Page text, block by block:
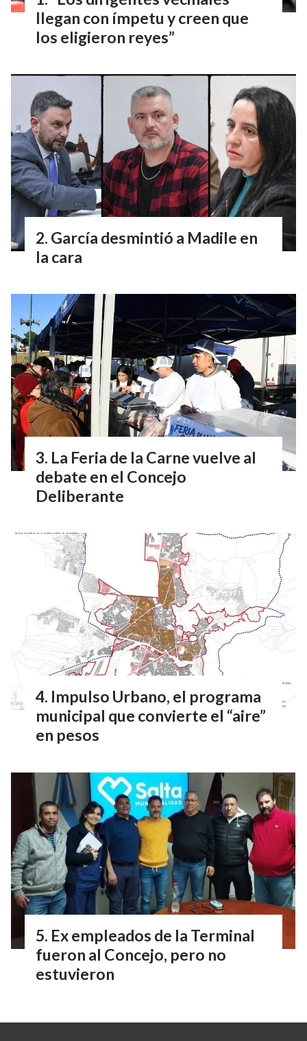
llegan con ímpetu y creen que
los eligieron reyes”
García desmintió a Madile en
la cara
La Feria de la Carne vuelve al
debate en el Concejo
Deliberante
Impulso Urbano, el programa
municipal que convierte el “aire”
en pesos
Ex empleados de la Terminal
fueron al Concejo, pero no
estuvieron